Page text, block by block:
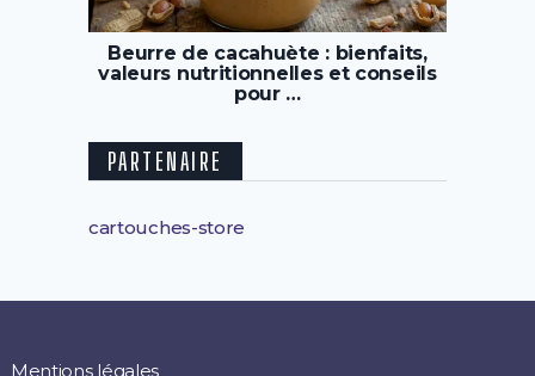
Beurre de cacahuète : bienfaits,
valeurs nutritionnelles et conseils
pour …
PARTENAIRE
cartouches-store
Mentions légales